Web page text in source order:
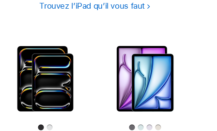
Trouvez l’iPad qu’il vous faut